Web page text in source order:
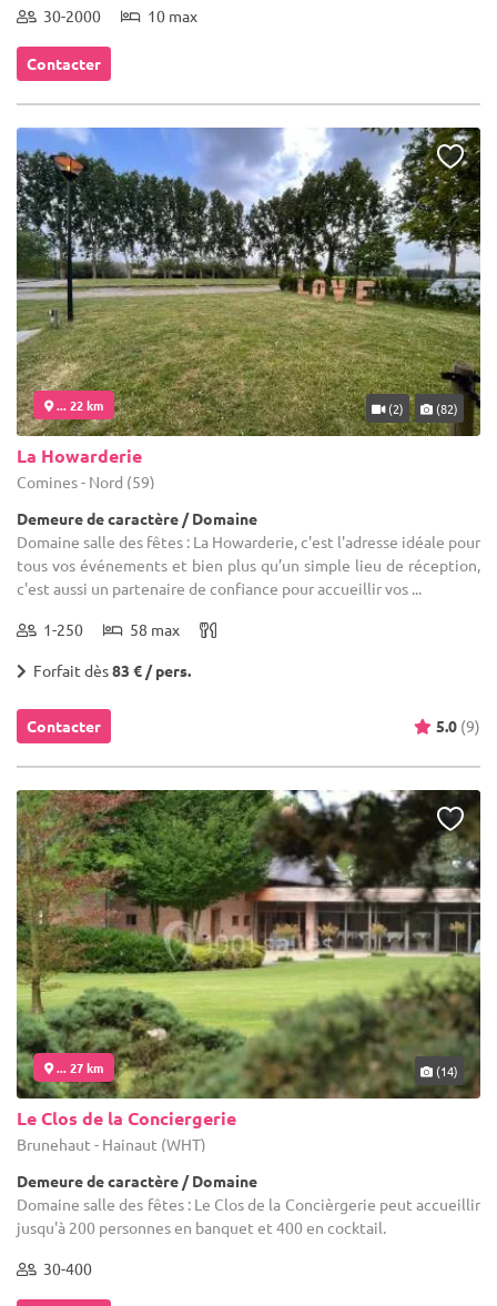
30-2000 10 max
Contacter
... 22 km (2) (82)
La Howarderie
Comines - Nord (59)
Demeure de caractère / Domaine
Domaine salle des fêtes : La Howarderie, c'est l'adresse idéale pour
tous vos événements et bien plus qu’un simple lieu de réception,
c'est aussi un partenaire de confiance pour accueillir vos ...
1-250 58 max
Forfait dès83 € / pers.
Contacter 5.0 (9)
... 27 km (14)
Le Clos de la Conciergerie
Brunehaut - Hainaut (WHT)
Demeure de caractère / Domaine
Domaine salle des fêtes : Le Clos de la Concièrgerie peut accueillir
jusqu'à 200 personnes en banquet et 400 en cocktail.
30-400